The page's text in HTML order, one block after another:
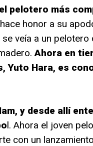
pelotero más
honor a su
veía a un pelotero
Ahora en
Yuto Hara, es
y desde allí
l. Ahora el joven
con un